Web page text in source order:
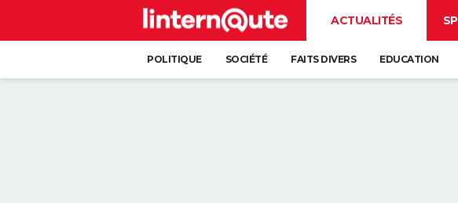
ACTUALITÉS
POLITIQUE SOCIÉTÉ FAITS DIVERS EDUCATION